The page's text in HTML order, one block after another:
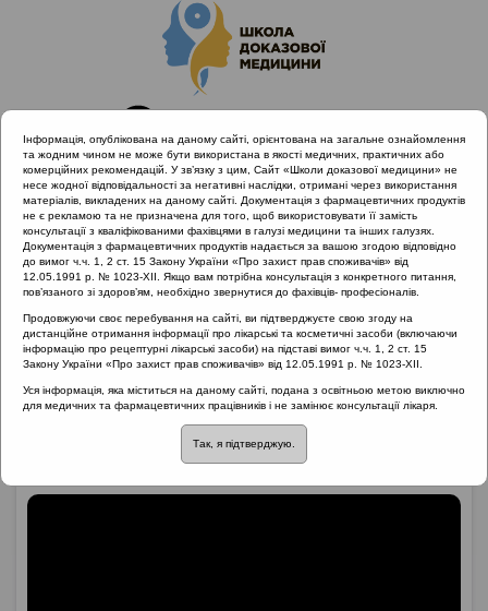
Головна
Матеріали за МКХ-11
08 Хвороби нервової системи
Патологічні ознаки ураження лицьового нерву
Патологічні ознаки
ураження лицьового
Інформація, опублікована на даному сайті, орієнтована на загальне ознайомлення
та жодним чином не може бути використана в якості медичних, практичних або
комерційних рекомендацій. У зв’язку з цим, Сайт «Школи доказової медицини» не
несе жодної відповідальності за негативні наслідки, отримані через використання
матеріалів, викладених на даному сайті. Документація з фармацевтичних продуктів
не є рекламою та не призначена для того, щоб використовувати її замість
консультації з кваліфікованими фахівцями в галузі медицини та інших галузях.
Документація з фармацевтичних продуктів надається за вашою згодою відповідно
до вимог ч.ч. 1, 2 ст. 15 Закону України «Про захист прав споживачів» від
12.05.1991 р. № 1023-XII. Якщо вам потрібна консультація з конкретного питання,
пов’язаного зі здоров’ям, необхідно звернутися до фахівців- професіоналів.
Продовжуючи своє перебування на сайті, ви підтверджуєте свою згоду на
дистанційне отримання інформації про лікарські та косметичні засоби (включаючи
інформацію про рецептурні лікарські засоби) на підставі вимог ч.ч. 1, 2 ст. 15
Закону України «Про захист прав споживачів» від 12.05.1991 р. № 1023-XII.
Уся інформація, яка міститься на даному сайті, подана з освітньою метою виключно
для медичних та фармацевтичних працівників і не замінює консультації лікаря.
Так, я підтверджую.